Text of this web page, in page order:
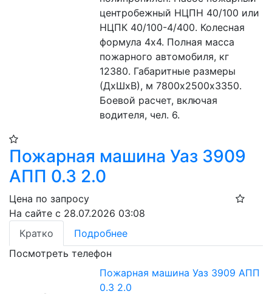
центробежный НЦПН 40/100 или
НЦПК 40/100-4/400. Колесная
формула 4х4. Полная масса
пожарного автомобиля, кг
12380. Габаритные размеры
(ДхШхВ), м 7800х2500х3350.
Боевой расчет, включая
водителя, чел. 6.
Пожарная машина Уаз 3909
АПП 0.3 2.0
Цена по запросу
На сайте с 28.07.2026 03:08
Кратко
Подробнее
Посмотреть телефон
Пожарная машина Уаз 3909 АПП
0.3 2.0